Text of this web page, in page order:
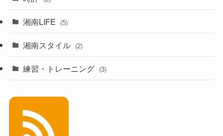
湘南LIFE (5)
湘南スタイル (2)
練習・トレーニング (3)